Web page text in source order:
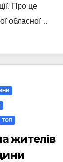
Про це
обласної…
ТОП
жителів